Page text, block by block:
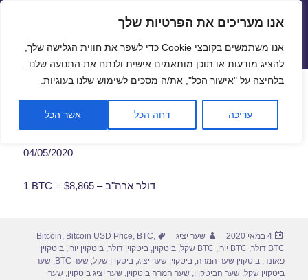
פתח
אנו מעריכים את הפרטיות שלך
אנו משתמשים בקובצי Cookie כדי לשפר את חווית הגלישה שלך,
להציג מודעות או תוכן מותאמים אישית ולנתח את התנועה שלנו.
בלחיצה על "אישור הכל", את/ה מסכים לשימוש שלנו בעוגיות.
עריכה דחה הכל אשר הכל
שערי חליפין יציגים – שער יציג
תפריטים
ווידג'טים
שער ביטקוין לתאריך 04/05/2020
04/05/2020
1 BTC = $8,865 – דולר ארה"ב
פורסם
בתאריך
4 במאי 2020 מחבר
שער יציג תגיות Bitcoin, Bitcoin USD Price, BTC,
BTC דולר
, BTC יורו , BTC שקל ,ביטקוין,ביטקוין דולר,ביטקוין יורו,ביטקוין
פאונד,ביטקוין שער המרה,ביטקוין שער יציג,ביטקוין שקל,שער BTC ,שער
ביטקוין שקל,שער הביטקוין,שער המרה ביטקוין,שער יציג ביטקוין,שערי